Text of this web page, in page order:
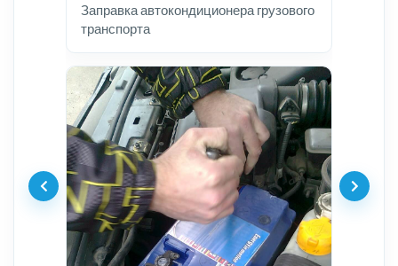
Заправка автокондиционера грузового
транспорта